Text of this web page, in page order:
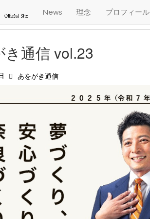
News 理念 プロフィール
き通信 vol.23
あをがき通信